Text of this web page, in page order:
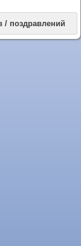
/ поздравлений